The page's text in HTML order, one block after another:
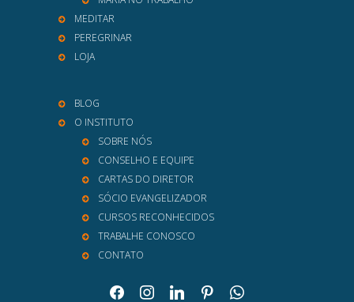
MEDITAR
PEREGRINAR
LOJA
BLOG
O INSTITUTO
SOBRE NÓS
CONSELHO E EQUIPE
CARTAS DO DIRETOR
SÓCIO EVANGELIZADOR
CURSOS RECONHECIDOS
TRABALHE CONOSCO
CONTATO
facebookinstagramlinkedinpinterestwhatsapp